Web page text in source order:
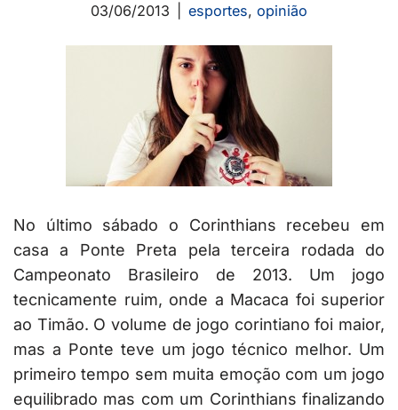
03/06/2013 esportes, opinião
No último sábado o Corinthians recebeu em
casa a Ponte Preta pela terceira rodada do
Campeonato Brasileiro de 2013. Um jogo
tecnicamente ruim, onde a Macaca foi superior
ao Timão. O volume de jogo corintiano foi maior,
mas a Ponte teve um jogo técnico melhor. Um
primeiro tempo sem muita emoção com um jogo
equilibrado mas com um Corinthians finalizando